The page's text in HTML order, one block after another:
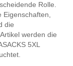
Rolle.
Eigenschaften,
die
werden die
5XL